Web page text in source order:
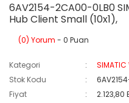
6AV2154-2CA00-0LB0
Hub Client Small (10x1),
(0) Yorum - 0 Puan
Kategori
Stok Kodu
Fiyat
2.123,80